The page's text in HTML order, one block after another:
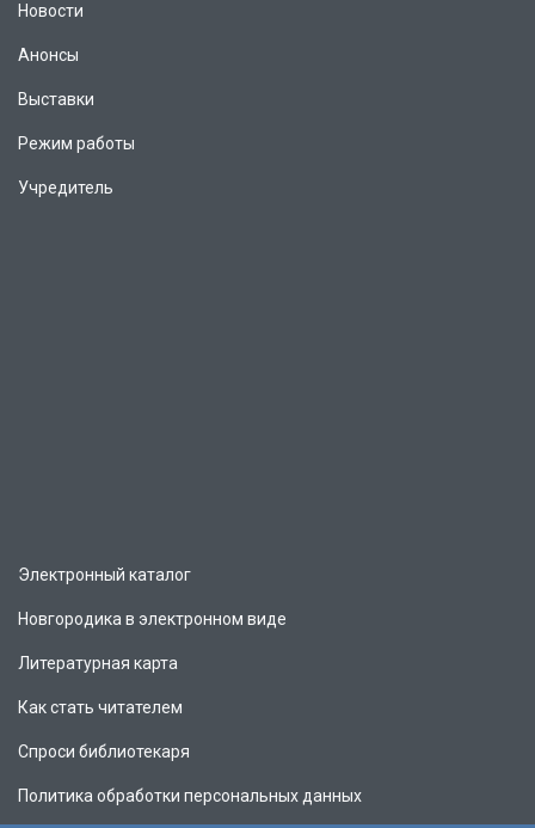
Новости
Анонсы
Выставки
Режим работы
Учредитель
Электронный каталог
Новгородика в электронном виде
Литературная карта
Как стать читателем
Спроси библиотекаря
Политика обработки персональных данных